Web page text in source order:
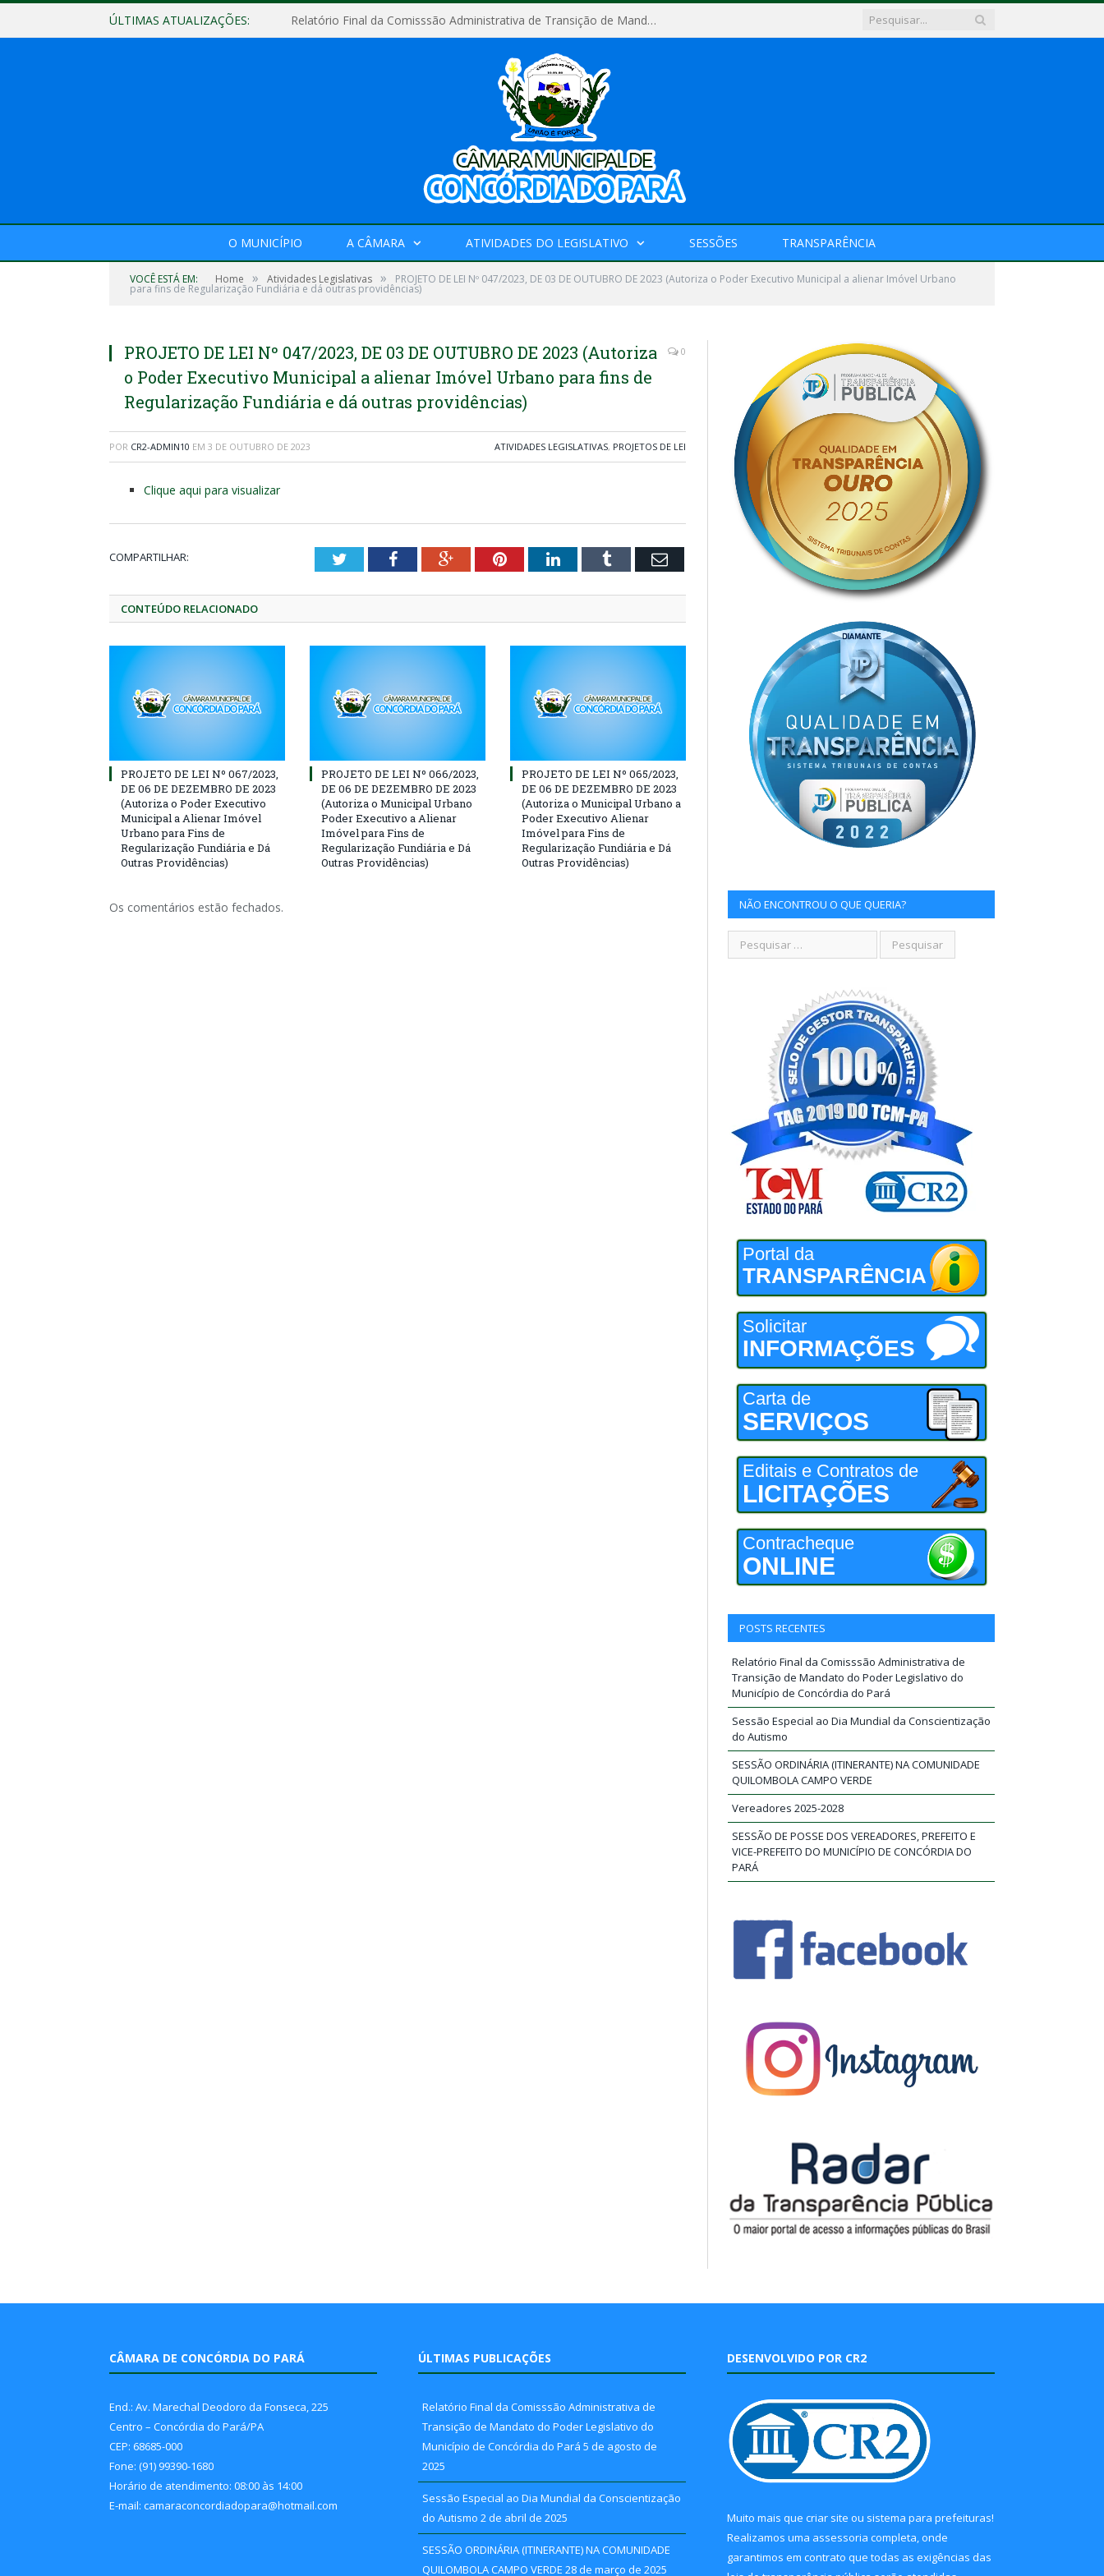
ÚLTIMAS ATUALIZAÇÕES: Relatório Final da Comisssão Administrativa de Transição de Mandato do Poder Legislativo do Município de Concórdia do Pará
O MUNICÍPIO A CÂMARA ATIVIDADES DO LEGISLATIVO SESSÕES TRANSPARÊNCIA
VOCÊ ESTÁ EM: Home » Atividades Legislativas » PROJETO DE LEI Nº 047/2023, DE 03 DE OUTUBRO DE 2023 (Autoriza o Poder Executivo Municipal a alienar Imóvel Urbano
para fins de Regularização Fundiária e dá outras providências)
PROJETO DE LEI Nº 047/2023, DE 03 DE OUTUBRO DE 2023 (Autoriza
o Poder Executivo Municipal a alienar Imóvel Urbano para fins de
Regularização Fundiária e dá outras providências)
0
POR CR2-ADMIN10 EM 3 DE OUTUBRO DE 2023 ATIVIDADES LEGISLATIVAS, PROJETOS DE LEI
Clique aqui para visualizar
COMPARTILHAR: TwitterFacebookGoogle+PinterestLinkedInTumblr Email
CONTEÚDO RELACIONADO
PROJETO DE LEI Nº 067/2023,
DE 06 DE DEZEMBRO DE 2023
(Autoriza o Poder Executivo
Municipal a Alienar Imóvel
Urbano para Fins de
Regularização Fundiária e Dá
Outras Providências)
PROJETO DE LEI Nº 066/2023,
DE 06 DE DEZEMBRO DE 2023
(Autoriza o Municipal Urbano
Poder Executivo a Alienar
Imóvel para Fins de
Regularização Fundiária e Dá
Outras Providências)
PROJETO DE LEI Nº 065/2023,
DE 06 DE DEZEMBRO DE 2023
(Autoriza ο Municipal Urbano a
Poder Executivo Alienar
Imóvel para Fins de
Regularização Fundiária e Dá
Outras Providências)
Os comentários estão fechados. NÃO ENCONTROU O QUE QUERIA?
Portal da
TRANSPARÊNCIA
Solicitar
INFORMAÇÕES
Carta de
SERVIÇOS
Editais e Contratos de
LICITAÇÕES
Contracheque
ONLINE
POSTS RECENTES
Relatório Final da Comisssão Administrativa de
Transição de Mandato do Poder Legislativo do
Município de Concórdia do Pará
Sessão Especial ao Dia Mundial da Conscientização
do Autismo
SESSÃO ORDINÁRIA (ITINERANTE) NA COMUNIDADE
QUILOMBOLA CAMPO VERDE
Vereadores 2025-2028
SESSÃO DE POSSE DOS VEREADORES, PREFEITO E
VICE-PREFEITO DO MUNICÍPIO DE CONCÓRDIA DO
PARÁ
CÂMARA DE CONCÓRDIA DO PARÁ
End.: Av. Marechal Deodoro da Fonseca, 225
Centro – Concórdia do Pará/PA
CEP: 68685-000
Fone: (91) 99390-1680
Horário de atendimento: 08:00 às 14:00
E-mail: camaraconcordiadopara@hotmail.com
ÚLTIMAS PUBLICAÇÕES
Relatório Final da Comisssão Administrativa de
Transição de Mandato do Poder Legislativo do
Município de Concórdia do Pará 5 de agosto de
2025
Sessão Especial ao Dia Mundial da Conscientização
do Autismo 2 de abril de 2025
SESSÃO ORDINÁRIA (ITINERANTE) NA COMUNIDADE
QUILOMBOLA CAMPO VERDE 28 de março de 2025
DESENVOLVIDO POR CR2
Muito mais que criar site ou sistema para prefeituras!
Realizamos uma assessoria completa, onde
garantimos em contrato que todas as exigências das